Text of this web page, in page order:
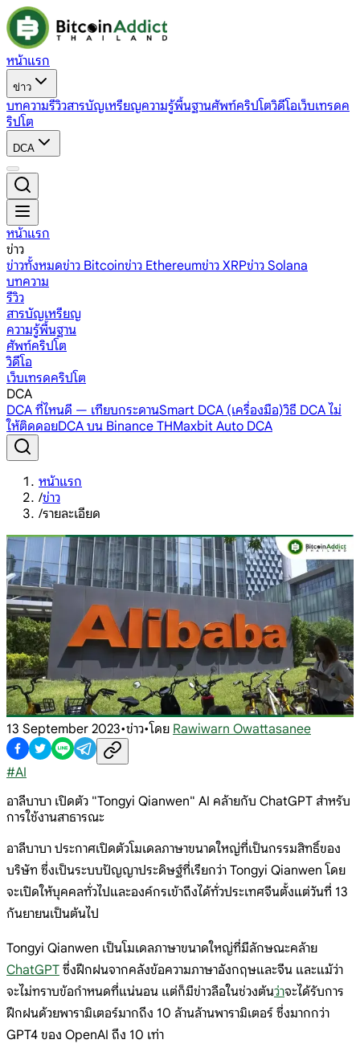
หน้าแรก
ข่าว
บทความรีวิวสารบัญเหรียญความรู้พื้นฐานศัพท์คริปโตวิดีโอเว็บเทรดค
ริปโต
DCA
หน้าแรก
ข่าว
ข่าวทั้งหมดข่าว Bitcoinข่าว Ethereumข่าว XRPข่าว Solana
บทความ
รีวิว
สารบัญเหรียญ
ความรู้พื้นฐาน
ศัพท์คริปโต
วิดีโอ
เว็บเทรดคริปโต
DCA
DCA ที่ไหนดี — เทียบกระดานSmart DCA (เครื่องมือ)วิธี DCA ไม่
ให้ติดดอยDCA บน Binance THMaxbit Auto DCA
หน้าแรก
/ข่าว
/รายละเอียด
13 September 2023•ข่าว•โดย Rawiwarn Owattasanee
#AI
อาลีบาบา เปิดตัว "Tongyi Qianwen" AI คล้ายกับ ChatGPT สำหรับ
การใช้งานสาธารณะ
อาลีบาบา ประกาศเปิดตัวโมเดลภาษาขนาดใหญ่ที่เป็นกรรมสิทธิ์ของ
บริษัท ซึ่งเป็นระบบปัญญาประดิษฐ์ที่เรียกว่า Tongyi Qianwen โดย
จะเปิดให้บุคคลทั่วไปและองค์กรเข้าถึงได้ทั่วประเทศจีนตั้งแต่วันที่ 13
กันยายนเป็นต้นไป
Tongyi Qianwen เป็นโมเดลภาษาขนาดใหญ่ที่มีลักษณะคล้าย
ChatGPT ซึ่งฝึกฝนจากคลังข้อความภาษาอังกฤษและจีน และแม้ว่า
จะไม่ทราบข้อกำหนดที่แน่นอน แต่ก็มีข่าวลือในช่วงต้นว่าจะได้รับการ
ฝึกฝนด้วยพารามิเตอร์มากถึง 10 ล้านล้านพารามิเตอร์ ซึ่งมากกว่า
GPT4 ของ OpenAI ถึง 10 เท่า